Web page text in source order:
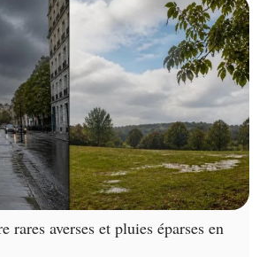
rares averses et pluies éparses en